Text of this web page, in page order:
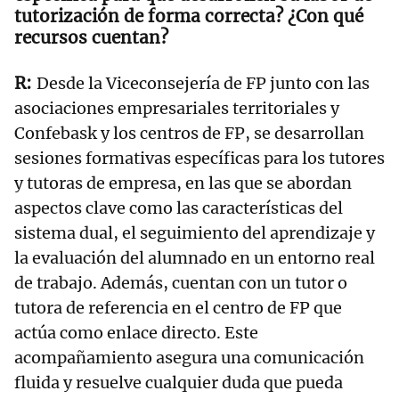
tutorización de forma correcta? ¿Con qué
recursos cuentan?
Desde la Viceconsejería de FP junto con las
asociaciones empresariales territoriales y
Confebask y los centros de FP, se desarrollan
sesiones formativas específicas para los tutores
y tutoras de empresa, en las que se abordan
aspectos clave como las características del
sistema dual, el seguimiento del aprendizaje y
la evaluación del alumnado en un entorno real
de trabajo. Además, cuentan con un tutor o
tutora de referencia en el centro de FP que
actúa como enlace directo. Este
acompañamiento asegura una comunicación
fluida y resuelve cualquier duda que pueda